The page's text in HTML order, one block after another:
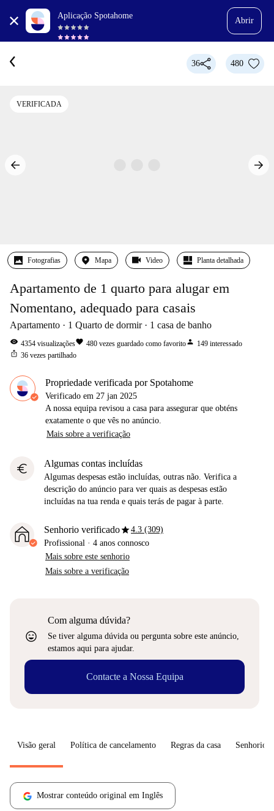
Aplicação Spotahome
Abrir
36 480
VERIFICADA
Fotografias Mapa Video Planta detalhada
Apartamento de 1 quarto para alugar em
Nomentano, adequado para casais
Apartamento 1 Quarto de dormir 1 casa de banho
visibility 4354 visualizaçõesfavorite 480 vezes guardado como favoritoperson 149 interessado
ios_share 36 vezes partilhado
Propriedade verificada por Spotahome
Verificado em 27 jan 2025
A nossa equipa revisou a casa para assegurar que obténs
exatamente o que vês no anúncio.
Mais sobre a verificação
euro Algumas contas incluídas
Algumas despesas estão incluídas, outras não. Verifica a
descrição do anúncio para ver quais as despesas estão
incluídas na tua renda e quais terás de pagar à parte.
Senhorio verificadostar4.3 (309)
Profissional · 4 anos connosco
Mais sobre este senhorio
Mais sobre a verificação
sentiment_very_satisfied
Com alguma dúvida?
Se tiver alguma dúvida ou pergunta sobre este anúncio,
estamos aqui para ajudar.
Contacte a Nossa Equipa
Visão geral Política de cancelamento Regras da casa Senhorio
Mostrar conteúdo original em Inglês